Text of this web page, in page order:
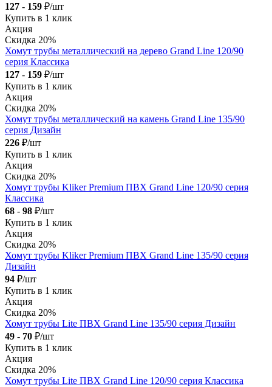
127 - 159 ₽/шт
Купить в 1 клик
Акция
Скидка 20%
Хомут трубы металлический на дерево Grand Line 120/90
серия Классика
127 - 159 ₽/шт
Купить в 1 клик
Акция
Скидка 20%
Хомут трубы металлический на камень Grand Line 135/90
серия Дизайн
226 ₽/шт
Купить в 1 клик
Акция
Скидка 20%
Хомут трубы Kliker Premium ПВХ Grand Line 120/90 серия
Классика
68 - 98 ₽/шт
Купить в 1 клик
Акция
Скидка 20%
Хомут трубы Kliker Premium ПВХ Grand Line 135/90 серия
Дизайн
94 ₽/шт
Купить в 1 клик
Акция
Скидка 20%
Хомут трубы Lite ПВХ Grand Line 135/90 серия Дизайн
49 - 70 ₽/шт
Купить в 1 клик
Акция
Скидка 20%
Хомут трубы Lite ПВХ Grand Line 120/90 серия Классика